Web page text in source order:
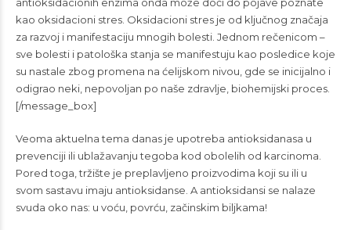
kao oksidacioni stres. Oksidacioni stres je od ključnog značaja
za razvoj i manifestaciju mnogih bolesti. Jednom rečenicom –
sve bolesti i patološka stanja se manifestuju kao posledice koje
su nastale zbog promena na ćelijskom nivou, gde se inicijalno i
odigrao neki, nepovoljan po naše zdravlje, biohemijski proces.
[/message_box]
Veoma aktuelna tema danas je upotreba antioksidanasa u
prevenciji ili ublažavanju tegoba kod obolelih od karcinoma.
Pored toga, tržište je preplavljeno proizvodima koji su ili u
svom sastavu imaju antioksidanse. A antioksidansi se nalaze
svuda oko nas: u voću, povrću, začinskim biljkama!